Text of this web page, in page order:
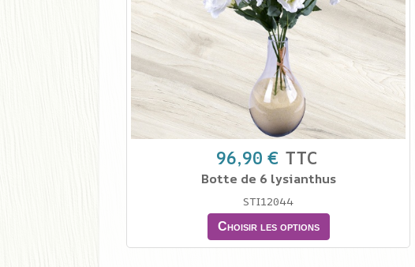
96,90 € TTC
Botte de 6 lysianthus
STI12044
Choisir les options